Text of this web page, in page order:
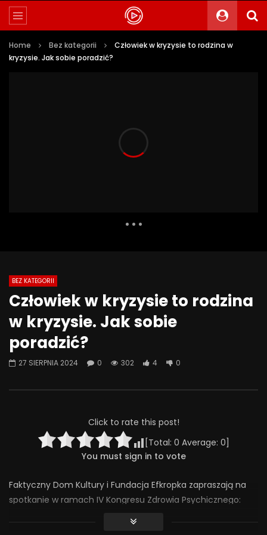
Home Bez kategorii
Człowiek w kryzysie to rodzina w
kryzysie. Jak sobie poradzić?
Alkohol, leki antydepresyjne (SSRI)
i benzodiazepiny – FATALNE
połączenie? | Misja Psychiatria
#143
23 GRUDNIA 2025
BEZ KATEGORII
Człowiek w kryzysie to rodzina
w kryzysie. Jak sobie
poradzić?
27 SIERPNIA 2024 0 302 4 0
Click to rate this post!
[Total: 0 Average: 0]
You must sign in to vote
Faktyczny Dom Kultury i Fundacja Efkropka zapraszają na
spotkanie w ramach IV Kongresu Zdrowia Psychicznego: